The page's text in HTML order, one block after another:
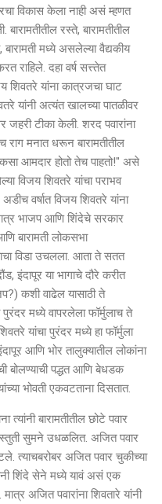
विकास केला नाही असं म्हणत
रस्ते, बारामतीतील
बारामती मध्ये असलेल्या वैद्यकीय
राहिले. दहा वर्ष सत्त्तेत
शिवतरे यांना कात्रजचा घाट
यांनी अत्यंत खालच्या पातळीवर
टीका केली. शरद पवारांना
राग मनात धरून बारामतीतील
आमदार होतो तेच पाहतो!" असे
विजय शिवतरे यांचा पराभव
वर्षात विजय शिवतरे यांना
भाजप आणि शिंदेचे सरकार
बारामती लोकसभा
विडा उचलला. आता ते सतत
इंदापूर या भागाचे दौरे करीत
कशी वाढेल यासाठी ते
मध्ये वापरलेला फॉर्मुलाच ते
यांचा पुरंदर मध्ये हा फॉर्मुला
आणि भोर तालुक्यातील लोकांना
बोलण्याची पद्धत आणि बेधडक
भोवती एकवटताना दिसतात.
बारामतीतील छोटे पवार
स्तुती सुमने उधळलित. अजित पवार
त्याचबरोबर अजित पवार चुकीच्या
शिंदे सेने मध्ये यावं असं एक
अजित पवारांना शिवतारे यांनी